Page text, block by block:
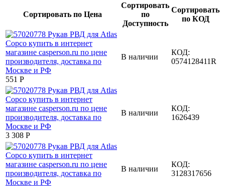
Сортировать по Цена
Сортировать
по
Доступность
Сортировать
по КОД
‍551‍ Р
В наличии
КОД:
0574128411R
3 308 Р
В наличии
КОД:
1626439
В наличии
КОД:
3128317656